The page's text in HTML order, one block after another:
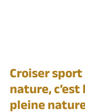
Croiser
nature,
pleine